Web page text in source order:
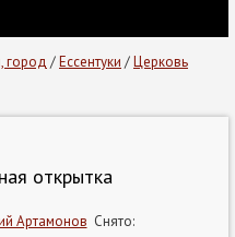
город /Ессентуки /Церковь
открытка
Артамонов Снято: